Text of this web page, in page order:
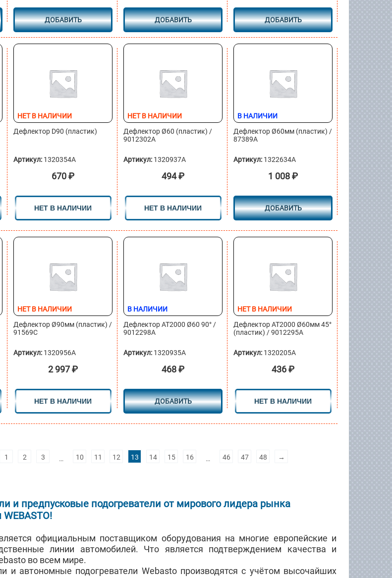
ДОБАВИТЬ ДОБАВИТЬ ДОБАВИТЬ
НЕТ В НАЛИЧИИ
Дефлектор D90 (пластик)
Артикул: 1320354A
670₽
НЕТ В НАЛИЧИИ
НЕТ В НАЛИЧИИ
Дефлектор Ø60 (пластик) /
9012302A
Артикул: 1320937A
494₽
НЕТ В НАЛИЧИИ
В НАЛИЧИИ
Дефлектор Ø60мм (пластик) /
87389A
Артикул: 1322634A
1 008₽
ДОБАВИТЬ
НЕТ В НАЛИЧИИ
Дефлектор Ø90мм (пластик) /
91569C
Артикул: 1320956A
2 997₽
НЕТ В НАЛИЧИИ
В НАЛИЧИИ
Дефлектор АТ2000 Ø60 90° /
9012298A
Артикул: 1320935A
468₽
ДОБАВИТЬ
НЕТ В НАЛИЧИИ
Дефлектор АТ2000 Ø60мм 45°
(пластик) / 9012295A
Артикул: 1320205A
436₽
НЕТ В НАЛИЧИИ
1 2 3 … 10 11 12 13 14 15 16 … 46 47 48 →
и предпусковые подогреватели от мирового лидера рынка
официальным поставщиком оборудования на многие европейские и
линии автомобилей. Что является подтверждением качества и
во всем мире.
и автономные подогреватели Webasto производятся с учётом высочайших